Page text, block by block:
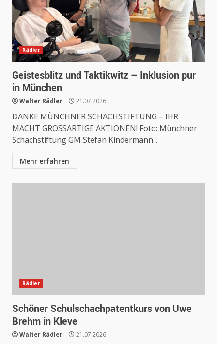
Rädler
Geistesblitz und Taktikwitz – Inklusion pur
in München
Walter Rädler 21.07.2026
DANKE MÜNCHNER SCHACHSTIFTUNG – IHR
MACHT GROSSARTIGE AKTIONEN! Foto: Münchner
Schachstiftung GM Stefan Kindermann...
Mehr erfahren
Rädler
Schöner Schulschachpatentkurs von Uwe
Brehm in Kleve
Walter Rädler 21.07.2026